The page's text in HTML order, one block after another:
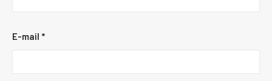
E-mail *